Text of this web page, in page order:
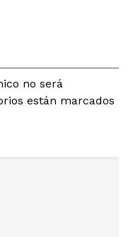
no será
están marcados